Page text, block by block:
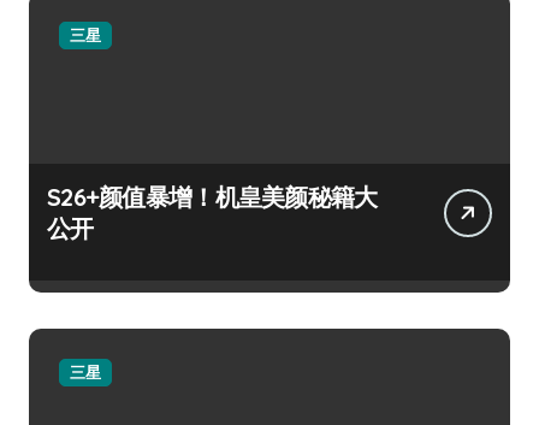
三星
S26+颜值暴增！机皇美颜秘籍大
公开
三星